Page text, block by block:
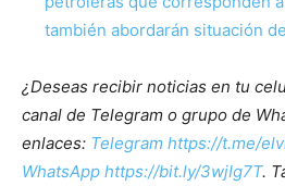
también abordarán situación
¿Deseas recibir noticias en tu
canal de Telegram o grupo de
enlaces: Telegram https://t.me/
WhatsApp https://bit.ly/3wjIg7T.